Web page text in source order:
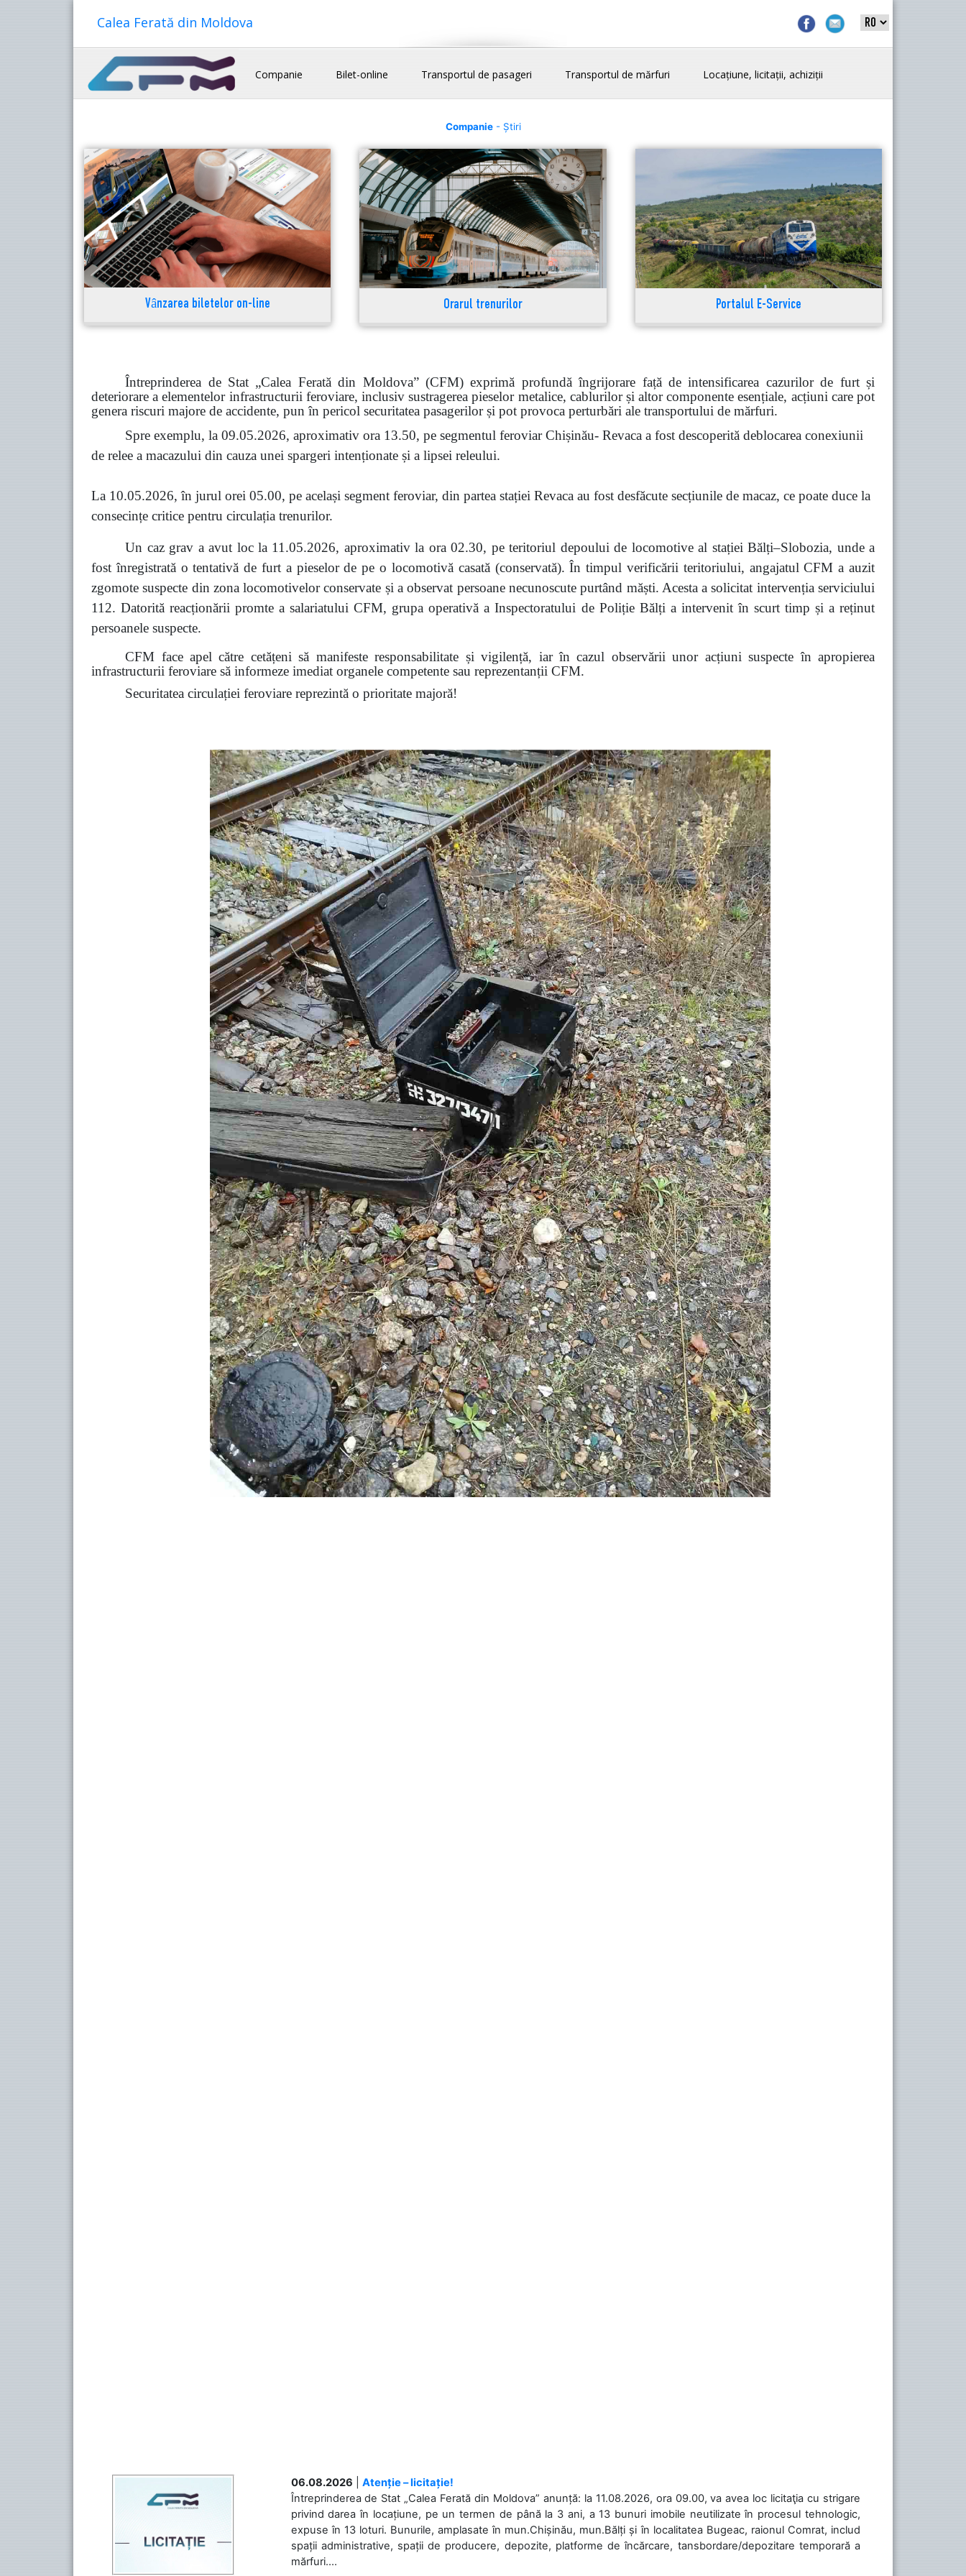
Calea Ferată din Moldova
Companie Bilet-online Transportul de pasageri Transportul de mărfuri Locațiune, licitații, achiziții
Companie- Știri
Vânzarea biletelor on-line Orarul trenurilor Portalul E-Service
Întreprinderea de Stat „Calea Ferată din Moldova” (CFM) exprimă profundă îngrijorare față de intensificarea cazurilor de furt și
deteriorare a elementelor infrastructurii feroviare, inclusiv sustragerea pieselor metalice, cablurilor și altor componente esențiale, acțiuni care pot
genera riscuri majore de accidente, pun în pericol securitatea pasagerilor și pot provoca perturbări ale transportului de mărfuri.
Spre exemplu, la 09.05.2026, aproximativ ora 13.50, pe segmentul feroviar Chișinău- Revaca a fost descoperită deblocarea conexiunii
de relee a macazului din cauza unei spargeri intenționate și a lipsei releului.
La 10.05.2026, în jurul orei 05.00, pe același segment feroviar, din partea stației Revaca au fost desfăcute secțiunile de macaz, ce poate duce la
consecințe critice pentru circulația trenurilor.
Un caz grav a avut loc la 11.05.2026, aproximativ la ora 02.30, pe teritoriul depoului de locomotive al stației Bălți–Slobozia, unde a
fost înregistrată o tentativă de furt a pieselor de pe o locomotivă casată (conservată). În timpul verificării teritoriului, angajatul CFM a auzit
zgomote suspecte din zona locomotivelor conservate și a observat persoane necunoscute purtând măști. Acesta a solicitat intervenția serviciului
112. Datorită reacționării promte a salariatului CFM, grupa operativă a Inspectoratului de Poliție Bălți a intervenit în scurt timp și a reținut
persoanele suspecte.
CFM face apel către cetățeni să manifeste responsabilitate și vigilență, iar în cazul observării unor acțiuni suspecte în apropierea
infrastructurii feroviare să informeze imediat organele competente sau reprezentanții CFM.
Securitatea circulației feroviare reprezintă o prioritate majoră!
06.08.2026
Atenție – licitație!
Întreprinderea de Stat „Calea Ferată din Moldova” anunță: la 11.08.2026, ora 09.00, va avea loc licitaţia cu strigare
privind darea în locațiune, pe un termen de până la 3 ani, a 13 bunuri imobile neutilizate în procesul tehnologic,
expuse în 13 loturi. Bunurile, amplasate în mun.Chișinău, mun.Bălți și în localitatea Bugeac, raionul Comrat, includ
spații administrative, spații de producere, depozite, platforme de încărcare, tansbordare/depozitare temporară a
mărfuri....